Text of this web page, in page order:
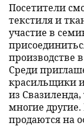
Посетители
текстиля и
участие в
производстве
Среди
красильщики
из
многие
продаются на